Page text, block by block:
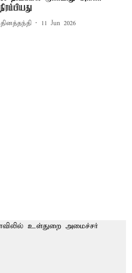
நிரம்பியது
தினத்தந்தி 11 Jun 2026